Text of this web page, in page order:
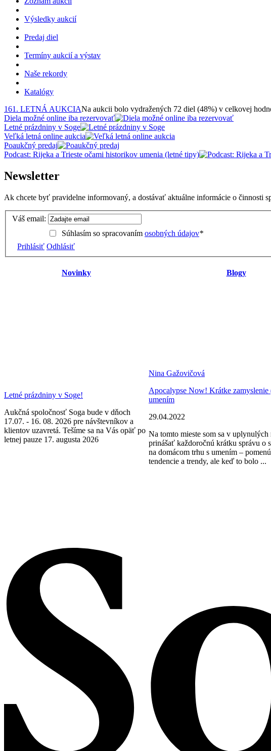
Výsledky aukcií
Predaj diel
Termíny aukcií a výstav
Naše rekordy
Katalógy
161. LETNÁ AUKCIANa aukcii bolo vydražených 72 diel (48%) v celkovej
Diela možné online iba rezervovať
Letné prázdniny v Soge
Veľká letná online aukcia
Poaukčný predaj
Podcast: Rijeka a Trieste očami historikov umenia (letné tipy)
Newsletter
Ak chcete byť pravidelne informovaný, a dostávať aktuálne informácie o činnosti
Váš email:
Súhlasím so spracovaním osobných údajov*
Prihlásiť Odhlásiť
Novinky Blogy
Letné prázdniny v Soge!
Aukčná spoločnosť Soga bude v dňoch
17.07. - 16. 08. 2026 pre návštevníkov a
klientov uzavretá. Tešíme sa na Vás opäť po
letnej pauze 17. augusta 2026
Nina Gažovičová
Apocalypse Now! Krátke zamyslenie
umením
29.04.2022
Na tomto mieste som sa v uplynulých
prinášať každoročnú krátku správu o
na domácom trhu s umením –
tendencie a trendy, ale keď to bolo ...